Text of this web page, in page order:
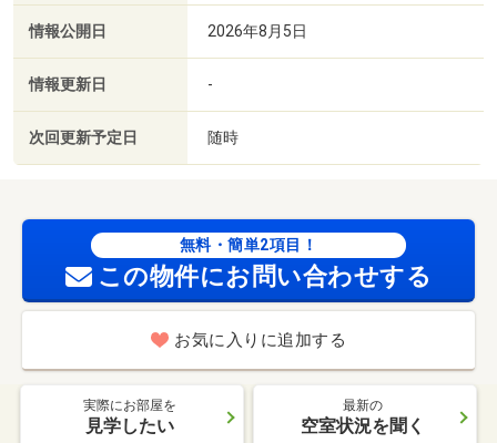
情報公開日 2026年8月5日
情報更新日 -
次回更新予定日 随時
無料・簡単2項目！
この物件にお問い合わせする
お気に入りに追加する
実際にお部屋を
見学したい
最新の
空室状況を聞く